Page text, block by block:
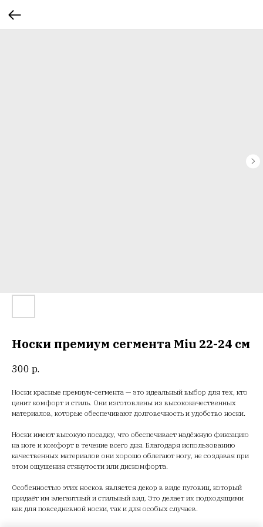
Носки премиум сегмента Miu 22-24 см
300 р.
Носки красные премиум-сегмента — это идеальный выбор для тех, кто
ценит комфорт и стиль. Они изготовлены из высококачественных
материалов, которые обеспечивают долговечность и удобство носки.
Носки имеют высокую посадку, что обеспечивает надёжную фиксацию
на ноге и комфорт в течение всего дня. Благодаря использованию
качественных материалов они хорошо облегают ногу, не создавая при
этом ощущения стянутости или дискомфорта.
Особенностью этих носков является декор в виде пуговиц, который
придаёт им элегантный и стильный вид. Это делает их подходящими
как для повседневной носки, так и для особых случаев.